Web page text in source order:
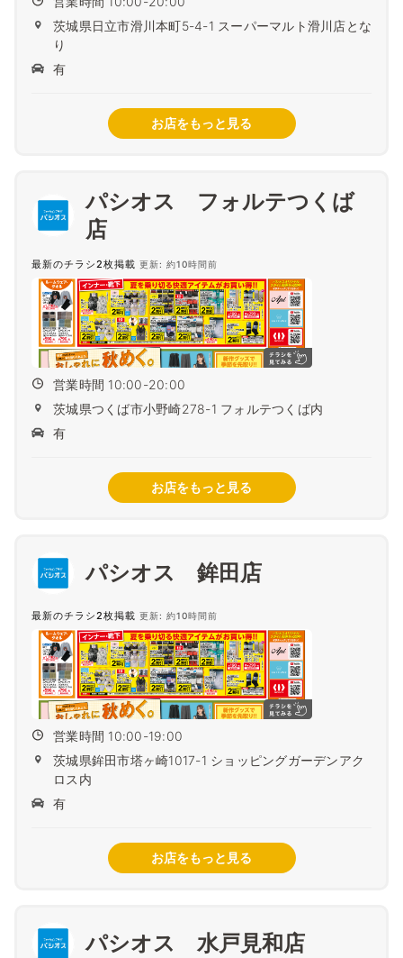
茨城県日立市滑川本町5-4-1 スーパーマルト滑川店とな
り
有
お店をもっと見る
パシオス フォルテつくば
店
最新のチラシ2枚掲載 更新: 約10時間前
営業時間 10:00-20:00
茨城県つくば市小野崎278-1 フォルテつくば内
有
お店をもっと見る
パシオス 鉾田店
最新のチラシ2枚掲載 更新: 約10時間前
営業時間 10:00-19:00
茨城県鉾田市塔ヶ崎1017-1 ショッピングガーデンアク
ロス内
有
お店をもっと見る
パシオス 水戸見和店